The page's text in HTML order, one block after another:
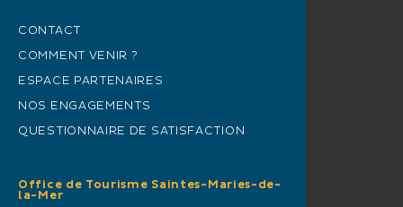
CONTACT
COMMENT VENIR ?
ESPACE PARTENAIRES
NOS ENGAGEMENTS
QUESTIONNAIRE DE SATISFACTION
Office de Tourisme Saintes-Maries-de-
la-Mer